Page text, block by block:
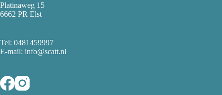
Platinaweg 15
6662 PR Elst
Tel: 0481459997
E-mail: info@scatt.nl